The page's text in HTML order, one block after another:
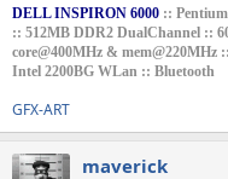
DELL INSPIRON 6000 ::
:: 512MB DDR2 DualChannel ::
core@400MHz &
Intel 2200BG WLan :: Bluetooth
GFX-ART
maverick